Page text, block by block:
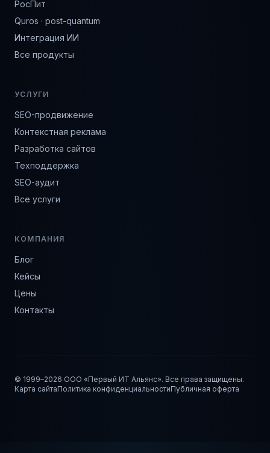
РосПит
Quros · post-quantum
Интеграция ИИ
Все продукты
УСЛУГИ
SEO-продвижение
Контекстная реклама
Разработка сайтов
Техподдержка
SEO-аудит
Все услуги
КОМПАНИЯ
Блог
Кейсы
Цены
Контакты
© 1999–2026 ООО «Первый ИТ Альянс». Все права защищены.
Карта сайтаПолитика конфиденциальностиПубличная оферта